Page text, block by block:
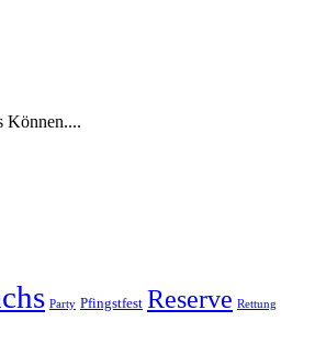
Können....
Party Pfingstfest Reserve Rettung